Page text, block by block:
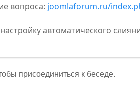
вопроса: joomlaforum.ru/
автоматического
присоединиться к беседе.